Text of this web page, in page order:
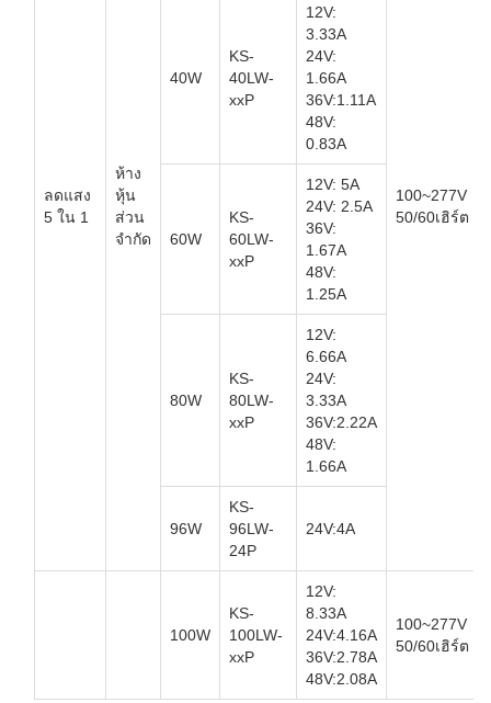
ลดแสง
5 ใน 1
ห้าง
หุ้น
ส่วน
จำกัด
100~277V
50/60เฮิร์ต
40W
KS-
40LW-
xxP
12V:
3.33A
24V:
1.66A
36V:1.11A
48V:
0.83A
60W
KS-
60LW-
xxP
12V: 5A
24V: 2.5A
36V:
1.67A
48V:
1.25A
80W
KS-
80LW-
xxP
12V:
6.66A
24V:
3.33A
36V:2.22A
48V:
1.66A
96W
KS-
96LW-
24P
24V:4A
100W
KS-
100LW-
xxP
12V:
8.33A
24V:4.16A
36V:2.78A
48V:2.08A
100~277V
50/60เฮิร์ต